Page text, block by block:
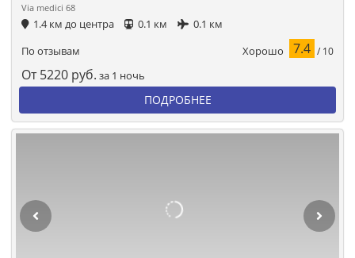
Via medici 68
1.4 км до центра 0.1 км
0.1 км
По отзывам
Хорошо 7.4 / 10
От 5220 руб. за 1 ночь
ПОДРОБНЕЕ